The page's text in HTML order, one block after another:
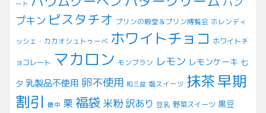
ート
プキン ピスタチオ プリンの殿堂＆プリン博覧会 ホレンディ
ッシェ・カカオシュトゥーベ ホワイトチョコ ホワイトチ
ョコレート マカロン モンブラン レモン レモンケーキ 七
夕 乳製品不使用 卵不使用 和三盆 塩スイーツ 抹茶早期
割引 最中 栗 福袋 米粉 訳あり 豆乳 野菜スイーツ 黒豆